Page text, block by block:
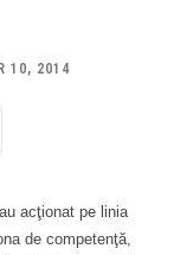
10, 2014
acţionat pe linia
de competenţă,